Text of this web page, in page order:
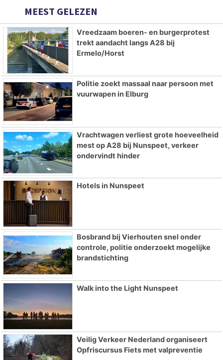
MEEST GELEZEN
Vreedzaam boeren- en burgerprotest
trekt aandacht langs A28 bij
Ermelo/Horst
Politie zoekt massaal naar persoon met
vuurwapen in Elburg
Vrachtwagen verliest grote hoeveelheid
mest op A28 bij Nunspeet, verkeer
ondervindt hinder
Hotels in Nunspeet
Bosbrand bij Vierhouten snel onder
controle, politie onderzoekt mogelijke
brandstichting
Walk into the Light Nunspeet
Veilig Verkeer Nederland organiseert
Opfriscursus Fiets met valpreventie